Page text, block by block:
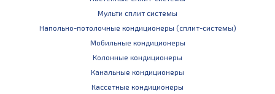
Мульти сплит системы
Напольно-потолочные кондиционеры (сплит-системы)
Мобильные кондиционеры
Колонные кондиционеры
Канальные кондиционеры
Кассетные кондиционеры